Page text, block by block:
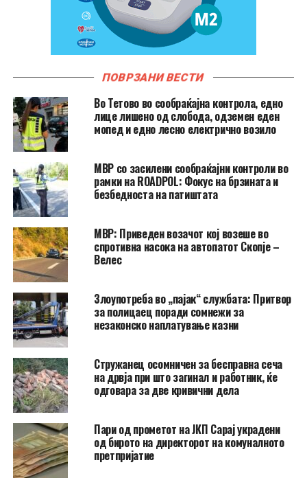
ПОВРЗАНИ ВЕСТИ
Во Тетово во сообраќајна контрола, едно
лице лишено од слобода, одземен еден
мопед и едно лесно електрично возило
МВР со засилени сообраќајни контроли во
рамки на ROADPOL: Фокус на брзината и
безбедноста на патиштата
МВР: Приведен возачот кој возеше во
спротивна насока на автопатот Скопје –
Велес
Злоупотреба во „пајак“ службата: Притвор
за полицаец поради сомнежи за
незаконско наплатување казни
Стружанец осомничен за бесправна сеча
на дрвја при што загинал и работник, ќе
одговара за две кривични дела
Пари од прометот на ЈКП Сарај украдени
од бирото на директорот на комуналното
претпријатие